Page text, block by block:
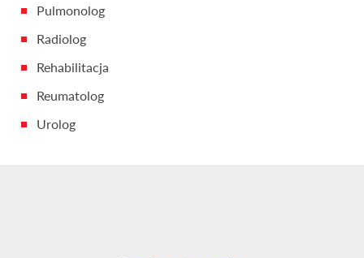
Pulmonolog
Radiolog
Rehabilitacja
Reumatolog
Urolog